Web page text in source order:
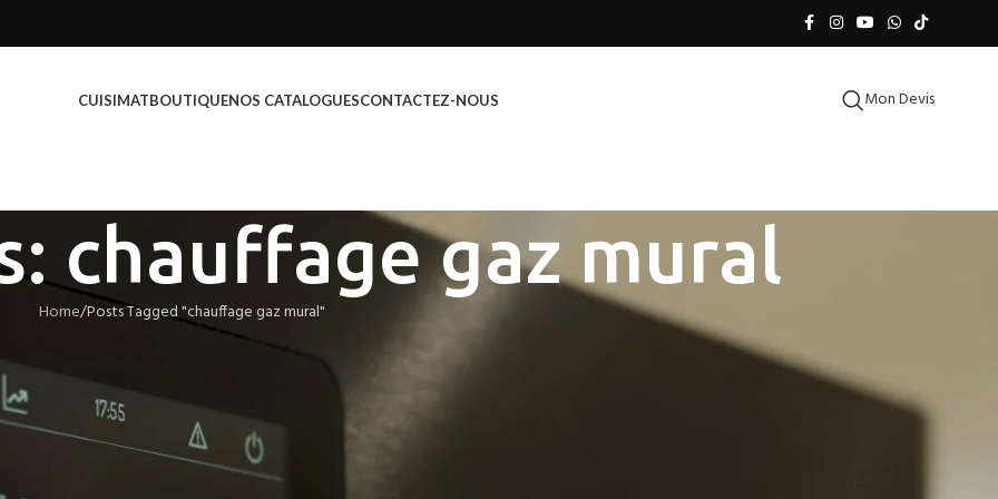
CUISIMATBOUTIQUENOS CATALOGUESCONTACTEZ-NOUS Mon Devis
chauffage gaz mural
Home Posts Tagged "chauffage gaz mural"